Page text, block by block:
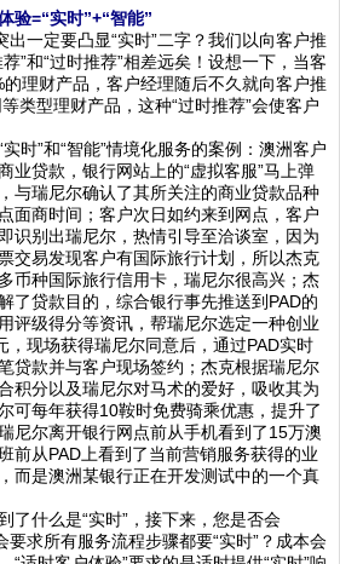
验=“实时”+“智能”
一定要凸显“实时”二字？我们以向客户推
”和“过时推荐”相差远矣！设想一下，当客
理财产品，客户经理随后不久就向客户推
类型理财产品，这种“过时推荐”会使客户
”和“智能”情境化服务的案例：澳洲客户
业贷款，银行网站上的“虚拟客服”马上弹
与瑞尼尔确认了其所关注的商业贷款品种
面商时间；客户次日如约来到网点，客户
识别出瑞尼尔，热情引导至洽谈室，因为
交易发现客户有国际旅行计划，所以杰克
币种国际旅行信用卡，瑞尼尔很高兴；杰
了贷款目的，综合银行事先推送到PAD的
评级得分等资讯，帮瑞尼尔选定一种创业
，现场获得瑞尼尔同意后，通过PAD实时
贷款并与客户现场签约；杰克根据瑞尼尔
积分以及瑞尼尔对马术的爱好，吸收其为
可每年获得10鞍时免费骑乘优惠，提升了
尼尔离开银行网点前从手机看到了15万澳
前从PAD上看到了当前营销服务获得的业
而是澳洲某银行正在开发测试中的一个真
什么是“实时”，接下来，您是否会
要求所有服务流程步骤都要“实时”？成本会